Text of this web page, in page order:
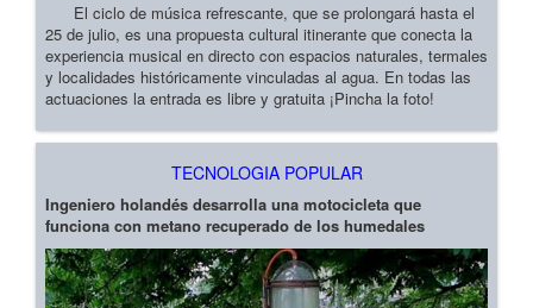
El ciclo de música refrescante, que se prolongará hasta el
25 de julio, es una propuesta cultural itinerante que conecta la
experiencia musical en directo con espacios naturales, termales
y localidades históricamente vinculadas al agua. En todas las
actuaciones la entrada es libre y gratuita ¡Pincha la foto!
TECNOLOGIA POPULAR
Ingeniero holandés desarrolla una motocicleta que
funciona con metano recuperado de los humedales